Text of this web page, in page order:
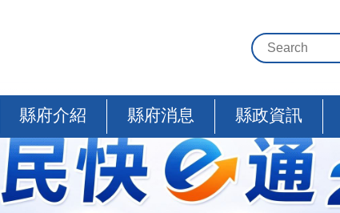
縣府介紹 縣府消息 縣政資訊